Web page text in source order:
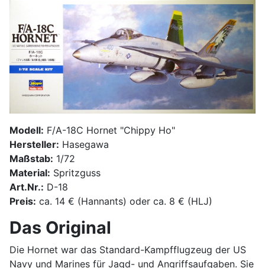
Modell: F/A-18C Hornet "Chippy Ho"
Hersteller: Hasegawa
Maßstab: 1/72
Material: Spritzguss
Art.Nr.: D-18
Preis: ca. 14 € (Hannants) oder ca. 8 € (HLJ)
Das Original
Die Hornet war das Standard-Kampfflugzeug der US
Navy und Marines für Jagd- und Angriffsaufgaben. Sie